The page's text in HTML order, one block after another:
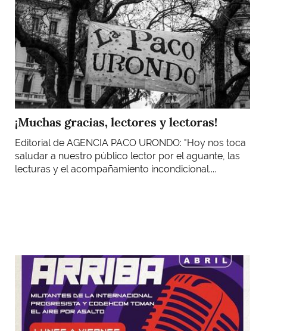
¡Muchas gracias, lectores y lectoras!
Editorial de AGENCIA PACO URONDO: "Hoy nos toca
saludar a nuestro público lector por el aguante, las
lecturas y el acompañamiento incondicional....
Imagen